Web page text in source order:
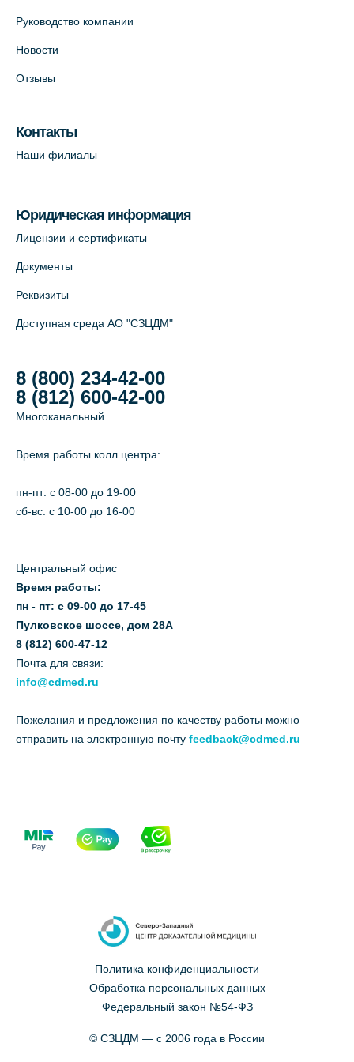
+7 (812) 679-11-01
+7 (812) 565-11-12
На карте
пр. В.О., д.5 (официальный партнёр)
+7 (812) 565-11-12
На карте
Руководство компании
Новости
Отзывы
Контакты
Наши филиалы
Юридическая информация
Лицензии и сертификаты
Документы
Реквизиты
Доступная среда АО "СЗЦДМ"
8 (800) 234-42-00
8 (812) 600-42-00
Многоканальный
Время работы колл центра:
пн-пт: c 08-00 до 19-00
сб-вс: с 10-00 до 16-00
Центральный офис
Время работы:
пн - пт: с 09-00 до 17-45
Пулковское шоссе, дом 28А
8 (812) 600-47-12
Почта для связи:
info@cdmed.ru
Пожелания и предложения по качеству работы можно
отправить на электронную почту feedback@cdmed.ru
Политика конфиденциальности
Обработка персональных данных
Федеральный закон №54-ФЗ
© СЗЦДМ — с 2006 года в России